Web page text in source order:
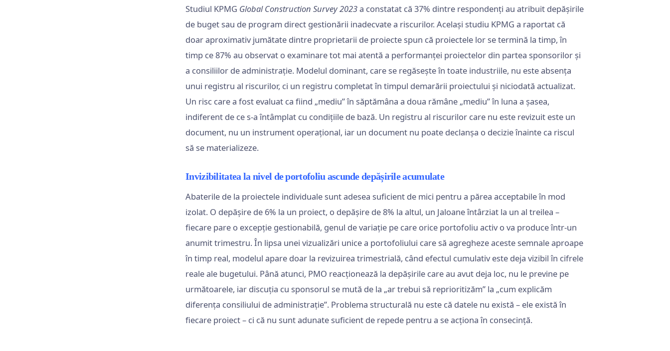
Studiul KPMG Global Construction Survey 2023a constatat că 37% dintre respondenți au atribuit depășirile
de buget sau de program direct gestionării inadecvate a riscurilor. Același studiu KPMG a raportat că
doar aproximativ jumătate dintre proprietarii de proiecte spun că proiectele lor se termină la timp, în
timp ce 87% au observat o examinare tot mai atentă a performanței proiectelor din partea sponsorilor și
a consiliilor de administrație. Modelul dominant, care se regăsește în toate industriile, nu este absența
unui registru al riscurilor, ci un registru completat în timpul demarării proiectului și niciodată actualizat.
Un risc care a fost evaluat ca fiind „mediu” în săptămâna a doua rămâne „mediu” în luna a șasea,
indiferent de ce s-a întâmplat cu condițiile de bază. Un registru al riscurilor care nu este revizuit este un
document, nu un instrument operațional, iar un document nu poate declanșa o decizie înainte ca riscul
să se materializeze.
Invizibilitatea la nivel de portofoliu ascunde depășirile acumulate
Abaterile de la proiectele individuale sunt adesea suficient de mici pentru a părea acceptabile în mod
izolat. O depășire de 6% la un proiect, o depășire de 8% la altul, un Jaloane întârziat la un al treilea –
fiecare pare o excepție gestionabilă, genul de variație pe care orice portofoliu activ o va produce într-un
anumit trimestru. În lipsa unei vizualizări unice a portofoliului care să agregheze aceste semnale aproape
în timp real, modelul apare doar la revizuirea trimestrială, când efectul cumulativ este deja vizibil în cifrele
reale ale bugetului. Până atunci, PMO reacționează la depășirile care au avut deja loc, nu le previne pe
următoarele, iar discuția cu sponsorul se mută de la „ar trebui să reprioritizăm” la „cum explicăm
diferența consiliului de administrație”. Problema structurală nu este că datele nu există – ele există în
fiecare proiect – ci că nu sunt adunate suficient de repede pentru a se acționa în consecință.